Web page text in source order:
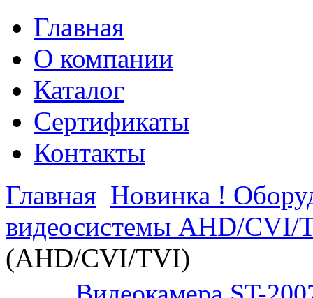
Главная
О компании
Каталог
Сертификаты
Контакты
Главная Новинка !
видеосистемы AHD/CVI/
(AHD/CVI/TVI)